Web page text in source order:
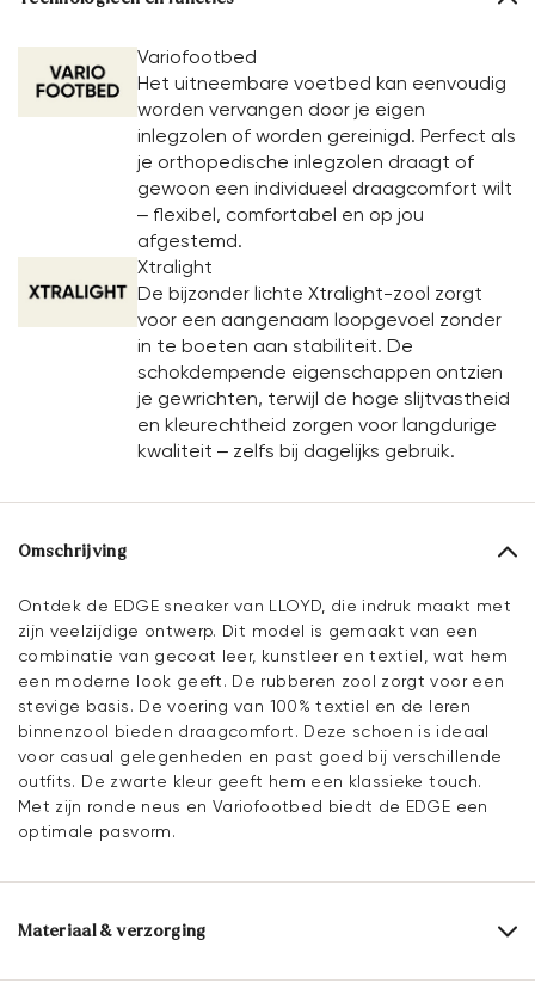
Variofootbed
Het uitneembare voetbed kan eenvoudig
worden vervangen door je eigen
inlegzolen of worden gereinigd. Perfect als
je orthopedische inlegzolen draagt of
gewoon een individueel draagcomfort wilt
– flexibel, comfortabel en op jou
afgestemd.
Xtralight
De bijzonder lichte Xtralight-zool zorgt
voor een aangenaam loopgevoel zonder
in te boeten aan stabiliteit. De
schokdempende eigenschappen ontzien
je gewrichten, terwijl de hoge slijtvastheid
en kleurechtheid zorgen voor langdurige
kwaliteit – zelfs bij dagelijks gebruik.
Omschrijving
Ontdek de EDGE sneaker van LLOYD, die indruk maakt met
zijn veelzijdige ontwerp. Dit model is gemaakt van een
combinatie van gecoat leer, kunstleer en textiel, wat hem
een moderne look geeft. De rubberen zool zorgt voor een
stevige basis. De voering van 100% textiel en de leren
binnenzool bieden draagcomfort. Deze schoen is ideaal
voor casual gelegenheden en past goed bij verschillende
outfits. De zwarte kleur geeft hem een klassieke touch.
Met zijn ronde neus en Variofootbed biedt de EDGE een
optimale pasvorm.
Materiaal & verzorging
Productieschaal: EU-maten